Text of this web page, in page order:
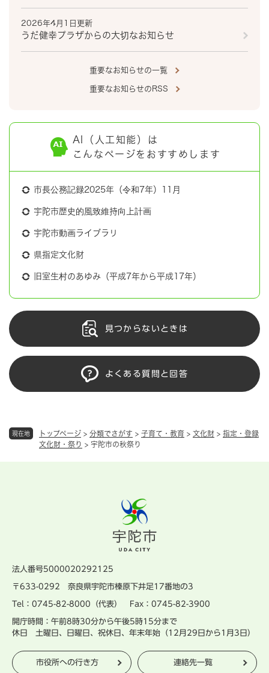
現在地 トップページ > 分類でさがす > 子育て・教育 > 文化財 > 指定・登録
文化財・祭り > 宇陀市の秋祭り
2026年4月1日更新
うだ健幸プラザからの大切なお知らせ
重要なお知らせの一覧
重要なお知らせのRSS
AI（人工知能）は
こんなページをおすすめします
市長公務記録2025年（令和7年）11月
宇陀市歴史的風致維持向上計画
宇陀市動画ライブラリ
県指定文化財
旧室生村のあゆみ（平成7年から平成17年）
見つからないときは
よくある質問と回答
法人番号5000020292125
〒633-0292 奈良県宇陀市榛原下井足17番地の3
Tel：0745-82-8000（代表） Fax：0745-82-3900
開庁時間：午前8時30分から午後5時15分まで
休日 土曜日、日曜日、祝休日、年末年始（12月29日から1月3日）
市役所への行き方 連絡先一覧